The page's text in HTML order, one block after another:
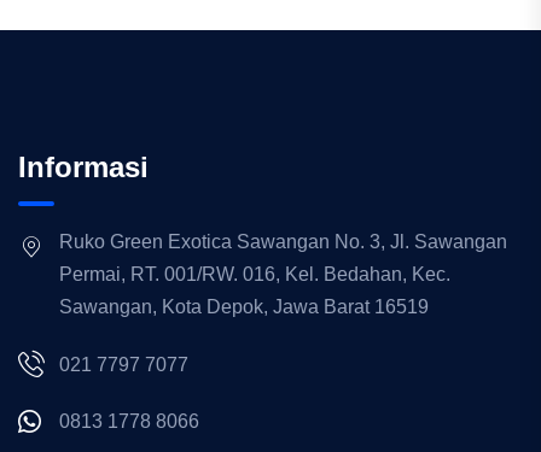
Informasi
Ruko Green Exotica Sawangan No. 3, Jl. Sawangan
Permai, RT. 001/RW. 016, Kel. Bedahan, Kec.
Sawangan, Kota Depok, Jawa Barat 16519
021 7797 7077
0813 1778 8066